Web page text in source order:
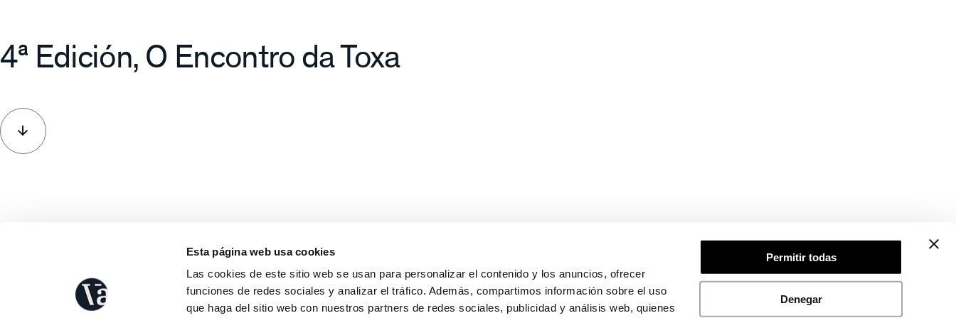
Esta página web usa cookies
Las cookies de este sitio web se usan para personalizar el contenido y los anuncios, ofrecer
funciones de redes sociales y analizar el tráfico. Además, compartimos información sobre el uso
que haga del sitio web con nuestros partners de redes sociales, publicidad y análisis web, quienes
Permitir todas
Denegar
4ª Edición, O Encontro da Toxa